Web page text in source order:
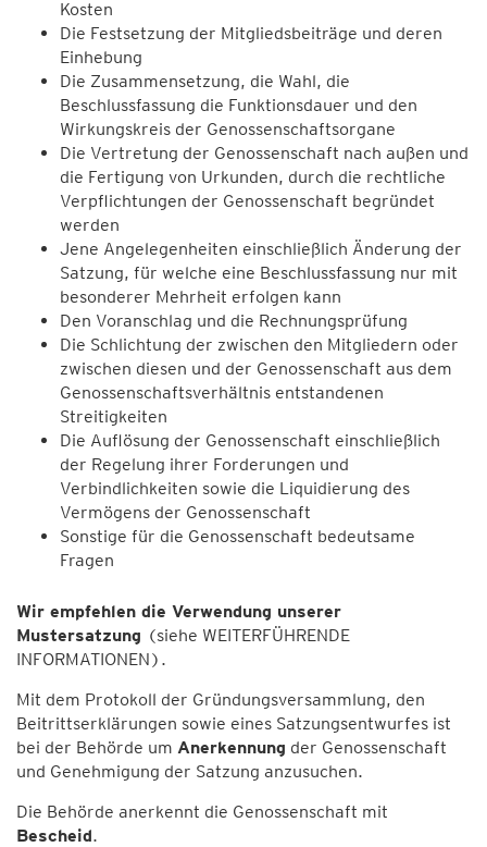
Kosten
Die Festsetzung der Mitgliedsbeiträge und deren
Einhebung
Die Zusammensetzung, die Wahl, die
Beschlussfassung die Funktionsdauer und den
Wirkungskreis der Genossenschaftsorgane
Die Vertretung der Genossenschaft nach außen und
die Fertigung von Urkunden, durch die rechtliche
Verpflichtungen der Genossenschaft begründet
werden
Jene Angelegenheiten einschließlich Änderung der
Satzung, für welche eine Beschlussfassung nur mit
besonderer Mehrheit erfolgen kann
Den Voranschlag und die Rechnungsprüfung
Die Schlichtung der zwischen den Mitgliedern oder
zwischen diesen und der Genossenschaft aus dem
Genossenschaftsverhältnis entstandenen
Streitigkeiten
Die Auflösung der Genossenschaft einschließlich
der Regelung ihrer Forderungen und
Verbindlichkeiten sowie die Liquidierung des
Vermögens der Genossenschaft
Sonstige für die Genossenschaft bedeutsame
Fragen
Wir empfehlen die Verwendung unserer
Mustersatzung (siehe WEITERFÜHRENDE
INFORMATIONEN).
Mit dem Protokoll der Gründungsversammlung, den
Beitrittserklärungen sowie eines Satzungsentwurfes ist
bei der Behörde um Anerkennung der Genossenschaft
und Genehmigung der Satzung anzusuchen.
Die Behörde anerkennt die Genossenschaft mit
Bescheid.